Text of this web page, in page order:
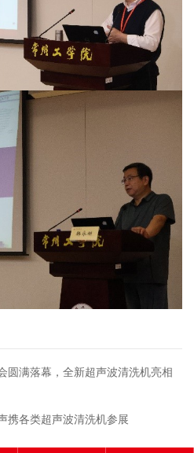
圆满落幕，全新超声波清洗机亮相
携各类超声波清洗机参展